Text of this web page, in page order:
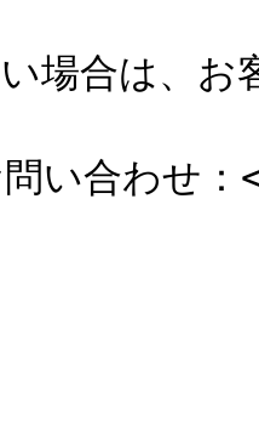
い場合は、